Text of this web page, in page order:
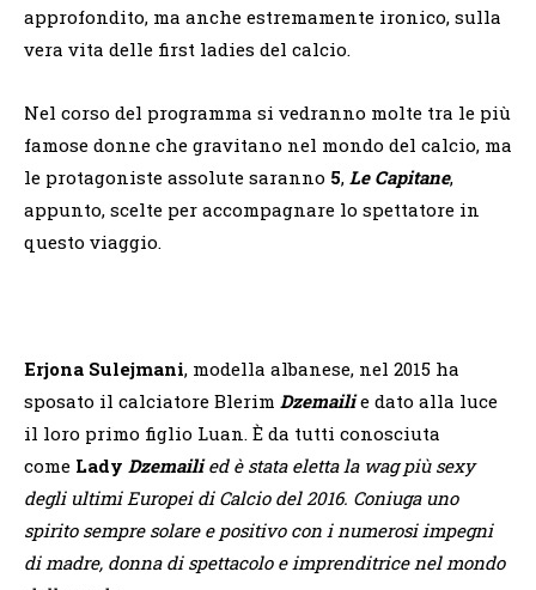
approfondito, ma anche estremamente ironico, sulla
vera vita delle first ladies del calcio.
Nel corso del programma si vedranno molte tra le più
famose donne che gravitano nel mondo del calcio, ma
le protagoniste assolute saranno 5, Le Capitane,
appunto, scelte per accompagnare lo spettatore in
questo viaggio.
Erjona Sulejmani, modella albanese, nel 2015 ha
sposato il calciatore Blerim Dzemailie dato alla luce
il loro primo figlio Luan. È da tutti conosciuta
come Lady Dzemailied è stata eletta la wag più sexy
degli ultimi Europei di Calcio del 2016. Coniuga uno
spirito sempre solare e positivo con i numerosi impegni
di madre, donna di spettacolo e imprenditrice nel mondo